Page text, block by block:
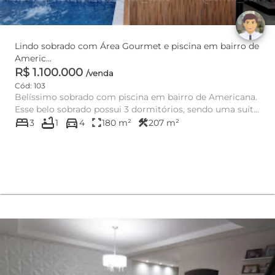
Lindo sobrado com Área Gourmet e piscina em bairro de
Americ...
R$ 1.100.000 /venda
Cód: 103
Belíssimo sobrado com piscina em bairro de Americana.
Esse belo sobrado possui 3 dormitórios, sendo uma suíte
com ban...
bed3 bathtub1 directions_car4 fullscreen180 m² construction207 m²